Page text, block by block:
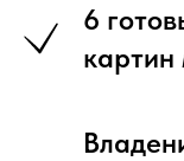
6
картин